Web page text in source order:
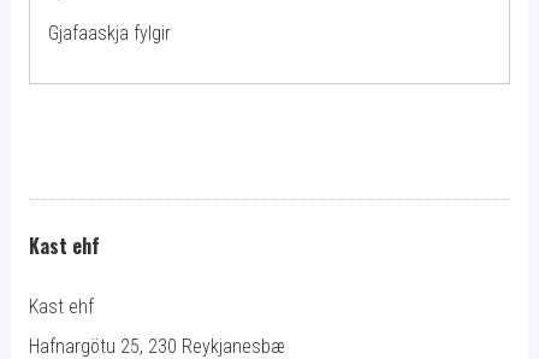
Gjafaaskja fylgir
Kast ehf
Kast ehf
Hafnargötu 25, 230 Reykjanesbæ